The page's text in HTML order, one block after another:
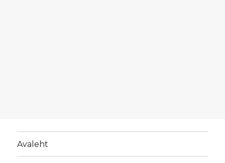
Avaleht